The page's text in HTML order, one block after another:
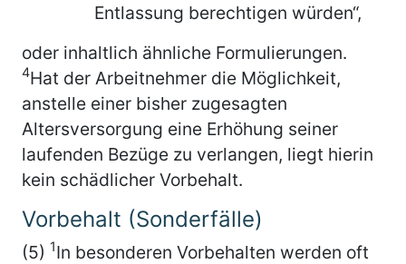
Entlassung berechtigen würden“,
oder inhaltlich ähnliche Formulierungen.
4Hat der Arbeitnehmer die Möglichkeit,
anstelle einer bisher zugesagten
Altersversorgung eine Erhöhung seiner
laufenden Bezüge zu verlangen, liegt hierin
kein schädlicher Vorbehalt.
Vorbehalt (Sonderfälle)
(5) 1In besonderen Vorbehalten werden oft